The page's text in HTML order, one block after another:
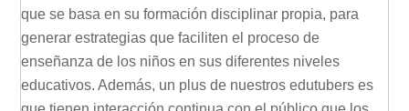
que se basa en su formación disciplinar propia, para
generar estrategias que faciliten el proceso de
enseñanza de los niños en sus diferentes niveles
educativos. Además, un plus de nuestros edutubers es